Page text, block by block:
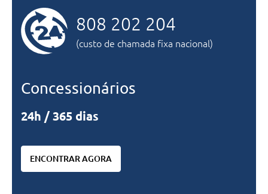
808 202 204
(custo de chamada fixa nacional)
Concessionários
24h / 365 dias
ENCONTRAR AGORA